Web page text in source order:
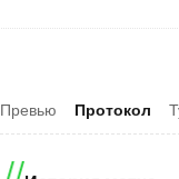
Превью Протокол